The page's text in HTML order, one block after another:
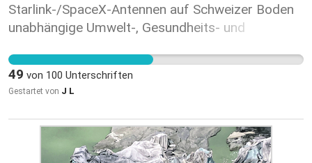
Starlink-/SpaceX-Antennen auf Schweizer Boden
unabhängige Umwelt-, Gesundheits- und
bewilligt werden Schutz der Schweizer digitalen
Souveränität, Forschung und Bevölkerung Die
Kommunikationstechnologien – nicht eine
unregulierte Abhängigkeit von
49 von 100 Unterschriften
Gestartet von J L